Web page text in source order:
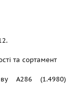
та сортамент
A286 (1.4980)